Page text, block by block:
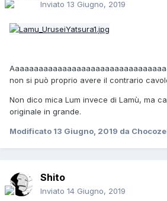
Inviato 13 Giugno, 2019
non si può proprio avere il contrario
Non dico mica Lum invece di Lamù, ma
originale in grande.
Modificato 13 Giugno, 2019 da
Shito
Inviato 14 Giugno, 2019